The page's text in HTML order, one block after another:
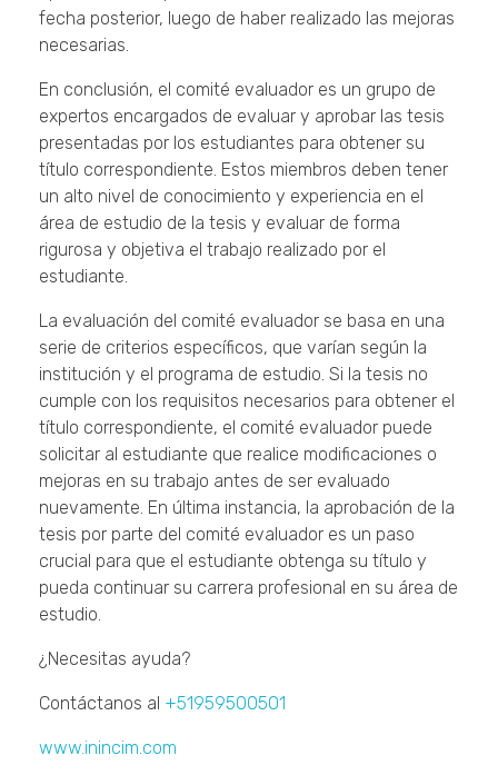
fecha posterior, luego de haber realizado las mejoras
necesarias.
En conclusión, el comité evaluador es un grupo de
expertos encargados de evaluar y aprobar las tesis
presentadas por los estudiantes para obtener su
título correspondiente. Estos miembros deben tener
un alto nivel de conocimiento y experiencia en el
área de estudio de la tesis y evaluar de forma
rigurosa y objetiva el trabajo realizado por el
estudiante.
La evaluación del comité evaluador se basa en una
serie de criterios específicos, que varían según la
institución y el programa de estudio. Si la tesis no
cumple con los requisitos necesarios para obtener el
título correspondiente, el comité evaluador puede
solicitar al estudiante que realice modificaciones o
mejoras en su trabajo antes de ser evaluado
nuevamente. En última instancia, la aprobación de la
tesis por parte del comité evaluador es un paso
crucial para que el estudiante obtenga su título y
pueda continuar su carrera profesional en su área de
estudio.
¿Necesitas ayuda?
Contáctanos al +51959500501
www.inincim.com